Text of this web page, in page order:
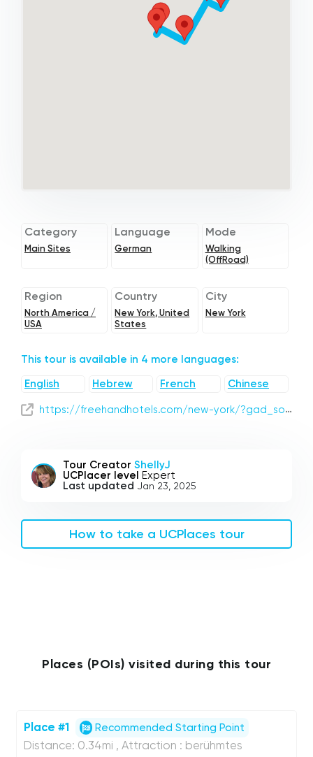
Category
Main Sites
Language
German
Mode
Walking
(OffRoad)
Region
North America /
USA
Country
New York, United
States
City
New York
This tour is available in 4 more languages:
English
Hebrew French Chinese
https://freehandhotels.com/new-york/?gad_source=1&gclid=CjwKCAjw4_K0BhBsEiwAfVVZ__X_m0Hx3DXJYBOR2kddDZWnHGzGi4ePvFicjIDwknagJN4M4okY-hoCoI0QAvD_BwE
Tour Creator ShellyJ
UCPlacer level Expert
Last updated Jan 23, 2025
How to take a UCPlaces tour
Places (POIs) visited during this tour
Place #1 Recommended Starting Point
Distance: 0.34mi , Attraction : berühmtes